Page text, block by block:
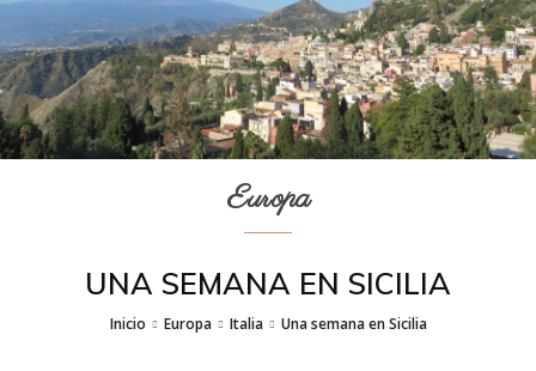
Europa
UNA SEMANA EN SICILIA
Inicio Europa Italia Una semana en Sicilia